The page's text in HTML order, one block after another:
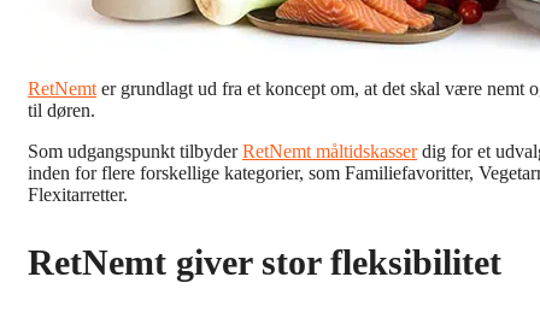
RetNemter grundlagt ud fra et koncept om, at det skal være nemt
til døren.
Som udgangspunkt tilbyderRetNemt måltidskasserdig for et
inden for flere forskellige kategorier, som Familiefavoritter,
Flexitarretter.
RetNemt giver stor fleksibilitet